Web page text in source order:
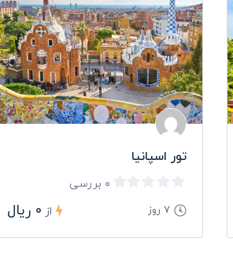
بی وقفه باران به ویژه در اوایل بهار، پائیز و
اواخر بهار و اوایل تابستان، و بارانی بودن آن
تور اسپانیا
۰ بررسی
۷ روز از ۰ ریال